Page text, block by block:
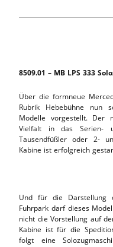
8509.01 – MB LPS 333
Über die formneue
Rubrik Hebebühne nun
Modelle vorgestellt. Der
Vielfalt in das Serien-
Tausendfüßler oder 2-
Kabine ist erfolgreich
Und für die Darstellung
Fuhrpark darf dieses
nicht die Vorstellung auf
Kabine ist für die
folgt eine